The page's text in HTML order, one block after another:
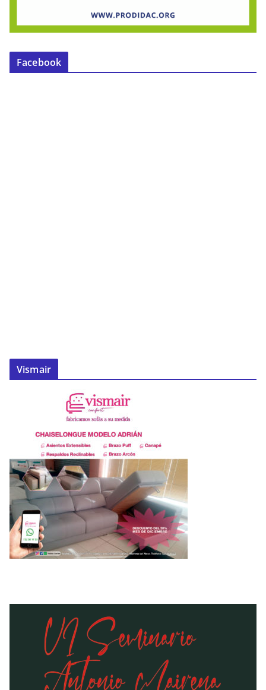
Facebook
Vismair